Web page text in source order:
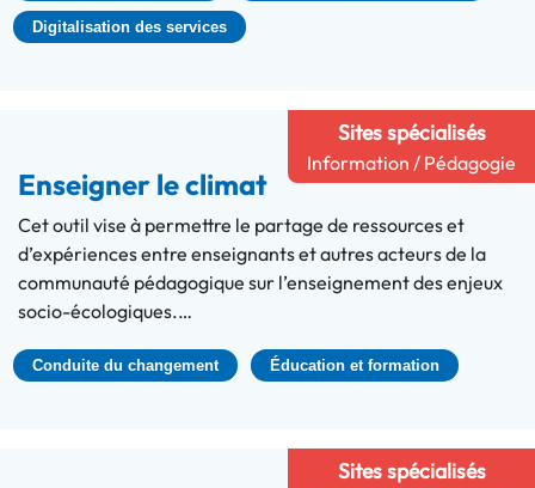
Digitalisation des services
Sites spécialisés
Information / Pédagogie
Enseigner le climat
Cet outil vise à permettre le partage de ressources et
d’expériences entre enseignants et autres acteurs de la
communauté pédagogique sur l’enseignement des enjeux
socio-écologiques.…
Conduite du changement Éducation et formation
Sites spécialisés